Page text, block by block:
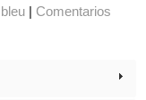
bleu | Comentarios